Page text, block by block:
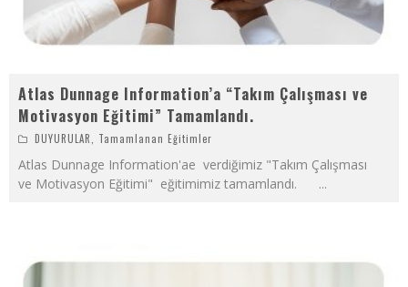
Atlas Dunnage Information’a “Takım Çalışması ve
Motivasyon Eğitimi” Tamamlandı.
DUYURULAR Tamamlanan Eğitimler
Atlas Dunnage Information'ae verdiğimiz "Takım Çalışması
ve Motivasyon Eğitimi" eğitimimiz tamamlandı. ...